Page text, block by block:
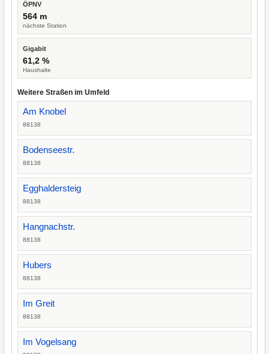
ÖPNV
564 m
nächste Station
Gigabit
61,2 %
Haushalte
Weitere Straßen im Umfeld
Am Knobel
88138
Bodenseestr.
88138
Egghaldersteig
88138
Hangnachstr.
88138
Hubers
88138
Im Greit
88138
Im Vogelsang